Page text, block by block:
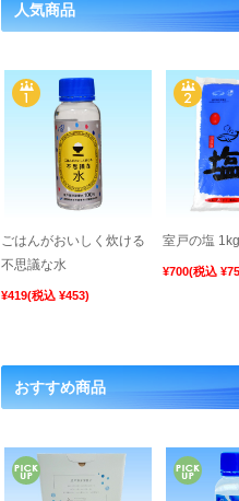
コドモmoオトナmoあつ
日時 2026年 8月 1
会場椎名集落活動
主催：しいな遊海くら
一部価格改
平素より弊社の製品をご
エネルギーコストの上昇
改定実施日 2026年06年
人気商品
ごはんがおいしく炊ける
不思議な水
¥419(税込 ¥453)
室戸の塩 1kg
¥700(税込
おすすめ商品